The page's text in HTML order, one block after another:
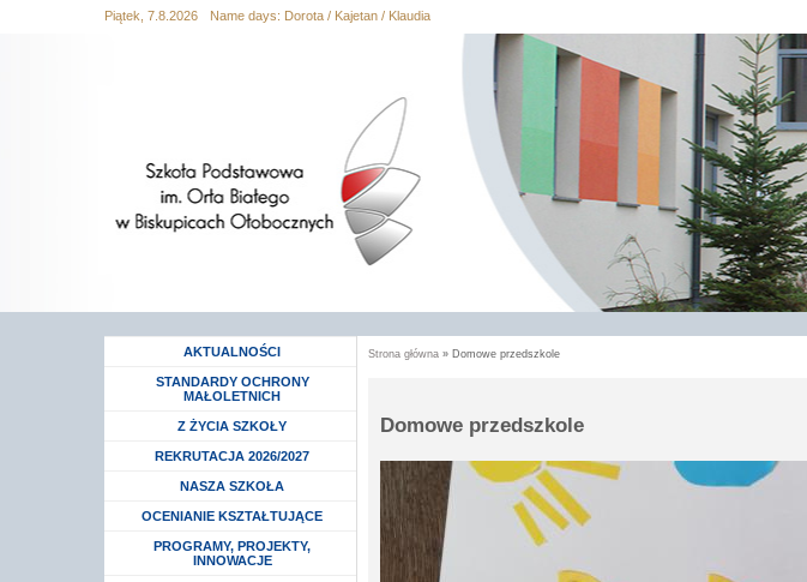
Piątek, 7.8.2026 Name days: Dorota / Kajetan / Klaudia
AKTUALNOŚCI
STANDARDY OCHRONY
MAŁOLETNICH
Rozwiń menu
Z ŻYCIA SZKOŁY
Rozwiń menu
REKRUTACJA 2026/2027
Rozwiń menu
NASZA SZKOŁA
Rozwiń menu
OCENIANIE KSZTAŁTUJĄCE
Rozwiń menu
PROGRAMY, PROJEKTY,
INNOWACJE
Strona główna » Domowe przedszkole
Domowe przedszkole